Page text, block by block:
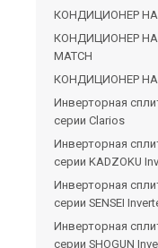
КОНДИЦИОНЕР
КОНДИЦИОНЕР
MATCH
КОНДИЦИОНЕР
Инверторная
серии Clarios
Инверторная
серии KADZOKU
Инверторная
серии SENSEI
Инверторная
серии SHOGUN